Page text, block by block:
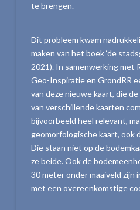
te brengen.
Dit probleem kwam
maken van het boek ‘de
2021). In samenwerking met
Geo-Inspiratie en GrondRR
van deze nieuwe kaart, die
van verschillende kaarten
bijvoorbeeld heel relevant,
geomorfologische kaart, ook
Die staan niet op de
ze beide. Ook de
30 meter onder maaiveld zijn
met een overeenkomstige